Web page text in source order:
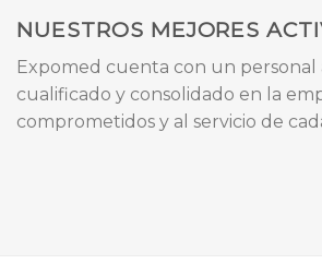
NUESTROS MEJORES
Expomed cuenta con un
cualificado y consolidado en la
comprometidos y al servicio de